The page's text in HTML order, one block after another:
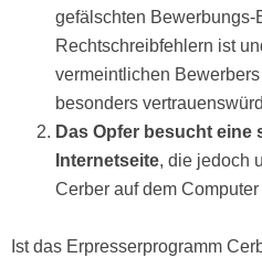
gefälschten Bewerbungs-
Rechtschreibfehlern ist
vermeintlichen
besonders
Das Opfer besucht eine
Internetseite, die jedoch
Cerber auf dem
Ist das Erpresserprogramm